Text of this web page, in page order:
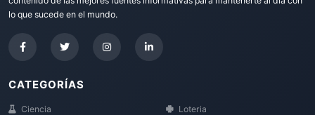
lo que sucede en el mundo.
CATEGORÍAS
Ciencia
Loteria